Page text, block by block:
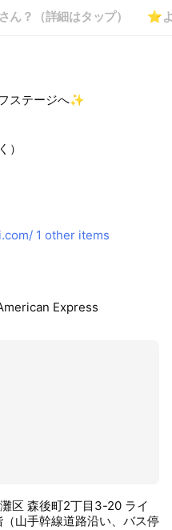
ん？（詳細はタップ） ⭐
ステージへ✨
）
1 other items
Express
区 森後町2丁目3-20 ライ
山手幹線道路沿い、バス停